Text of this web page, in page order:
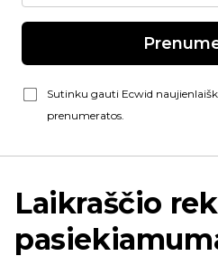
Sutinku gauti Ecwid
prenumeratos.
Laikraščio